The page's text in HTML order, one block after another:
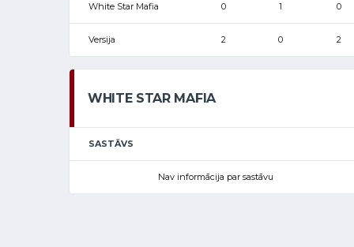
White Star Mafia 0 1 0
Versija 2 0 2
WHITE STAR MAFIA
SASTĀVS
Nav informācija par sastāvu